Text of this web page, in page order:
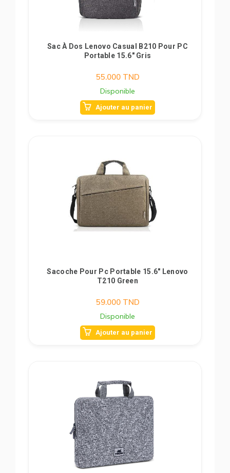
Sac À Dos Lenovo Casual B210 Pour PC
Portable 15.6" Gris
55.000TND
Disponible
Ajouter au panier
Sacoche Pour Pc Portable 15.6" Lenovo
T210 Green
59.000TND
Disponible
Ajouter au panier